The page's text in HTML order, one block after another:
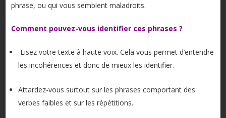
phrase, ou qui vous semblent maladroits.
Comment pouvez-vous identifier ces phrases ?
Lisez votre texte à haute voix. Cela vous permet d’entendre
les incohérences et donc de mieux les identifier.
Attardez-vous surtout sur les phrases comportant des
verbes faibles et sur les répétitions.